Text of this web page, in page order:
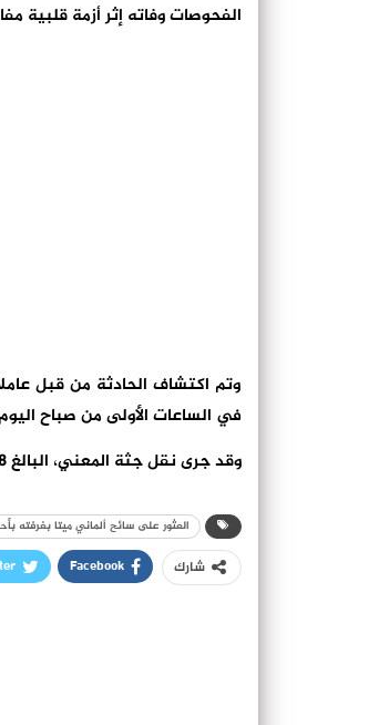
الفحوصات وفاته إثر أزمة قلبية
وتم اكتشاف الحادثة من قبل
في الساعات الأولى من صباح
وقد جرى نقل جثة المعني، البالغ 58 سنة، إلى مستودع الأموات بمستشفى الحسن الثاني.
العثور على سائح ألماني ميتا بغرفته
شارك Facebook